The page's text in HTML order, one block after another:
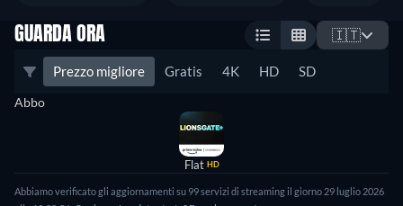
GUARDA ORA 🇮🇹
Prezzo migliore Gratis 4K HD SD
Abbo
Flat HD
Abbiamo verificato gli aggiornamenti su 99 servizi di streaming il giorno 29 luglio 2026